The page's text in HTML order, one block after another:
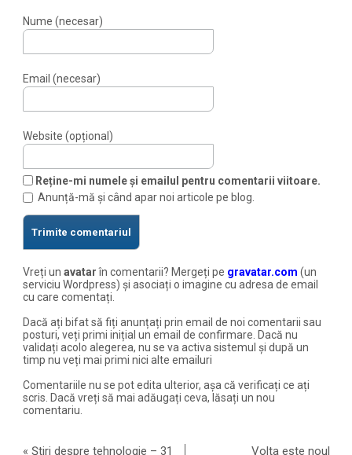
Nume (necesar)
Email (necesar)
Website (opțional)
Reține-mi numele și emailul pentru comentarii viitoare.
Anunță-mă și când apar noi articole pe blog.
Vreți unavatarîn comentarii? Mergeți pe gravatar.com (un
serviciu Wordpress) și asociați o imagine cu adresa de email
cu care comentați.
Dacă ați bifat să fiți anunțați prin email de noi comentarii sau
posturi, veți primi inițial un email de confirmare. Dacă nu
validați acolo alegerea, nu se va activa sistemul și după un
timp nu veți mai primi nici alte emailuri
Comentariile nu se pot edita ulterior, așa că verificați ce ați
scris. Dacă vreți să mai adăugați ceva, lăsați un nou
comentariu.
«Știri despre tehnologie – 31
Volta este noul